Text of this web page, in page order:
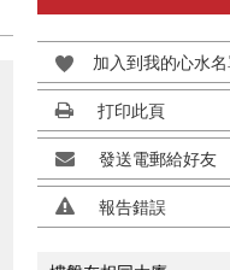
加入到我的心水
打印此頁
發送電郵給好友
報告錯誤